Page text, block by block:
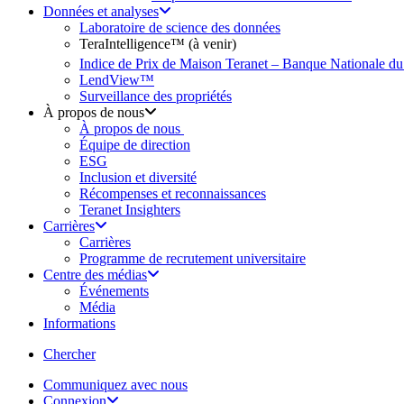
Données et analyses
Laboratoire de science des données
TeraIntelligence™ (à venir)
Indice de Prix de Maison Teranet – Banque Nationale
LendView™
Surveillance des propriétés
À propos de nous
À propos de nous
Équipe de direction
ESG
Inclusion et diversité
Récompenses et reconnaissances
Teranet Insighters
Carrières
Carrières
Programme de recrutement universitaire
Centre des médias
Événements
Média
Informations
Cherchersearch
Communiquez avec nous
Connexion